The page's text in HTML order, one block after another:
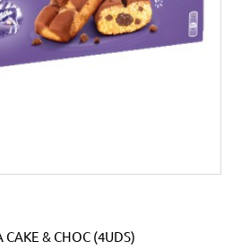
CAKE & CHOC (4UDS)